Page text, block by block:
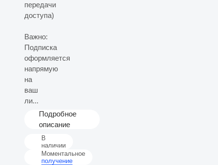
передачи
доступа)
Важно:
Подписка
оформляется
напрямую
на
ваш
ли...
Подробное
описание
В
наличии
Моментальное
получение